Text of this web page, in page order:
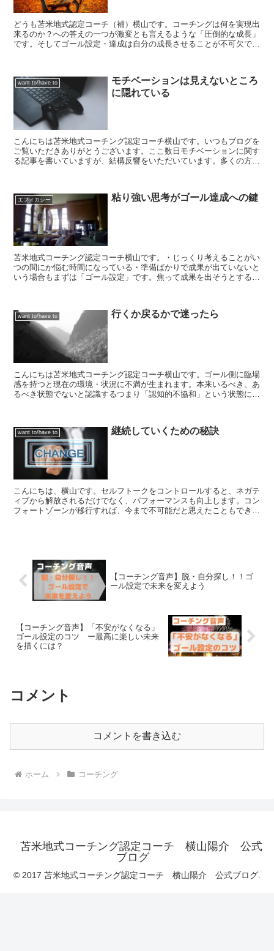
どうも苫米地式認定コーチ（補）横山です。コーチングは何を実現出
来るのか？への答えの一つが激変とも言えるような「圧倒的な成長」
です。そしてゴール設定・達成は自分の成長させることが不可欠で
want to/have to
モチベーションは見えないところ
に隠れている
こんにちは苫米地式コーチング認定コーチ横山です。いつもブログを
ご覧いただきありがとうございます。ここ数日モチベーションに関す
る記事を書いていますが、結構反響をいただいています。多くの方が
エフィカシー 粘り強い思考がゴール達成への鍵
苫米地式コーチング認定コーチ横山です。・じっくり考えることがい
つの間にか悩む時間になっている・準備ばかりで成果が出ていないと
いう場合もまずは「ゴール設定」です。焦って成果を出そうとする
want to/have to 行くか戻るかで迷ったら
こんにちは苫米地式コーチング認定コーチ横山です。ゴール側に臨場
感を持つと現在の環境・状況に不満が生まれます。本来いるべき、あ
るべき状態でないと認識するつまり「認知的不協和」という状態に陥
want to/have to 継続していくための秘訣
こんにちは、横山です。セルフトークをコントロールすると、ネガテ
ィブから解放されるだけでなく、パフォーマンスも向上します。コン
フォートゾーンが移行すれば、今まで不可能だと思えたこともできる
【コーチング音声】脱・自分探し！！ゴ
ール設定で未来を変えよう
【コーチング音声】「不安がなくなる」
ゴール設定のコツ ー最高に楽しい未来
を描くには？
コメント
コメントを書き込む
ホーム コーチング
苫米地式コーチング認定コーチ 横山陽介 公式
ブログ
© 2017 苫米地式コーチング認定コーチ 横山陽介 公式ブログ.